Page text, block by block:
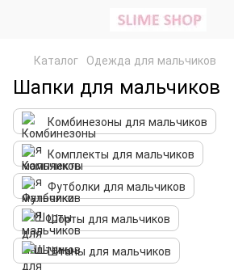
Каталог Одежда для мальчиков
Шапки для мальчиков
Комбинезоны для мальчиков
Комплекты для мальчиков
Футболки для мальчиков
Шорты для мальчиков
Штаны для мальчиков